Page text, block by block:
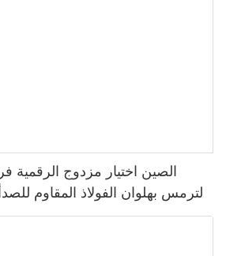
الترمس بهلوان الفولاذ المقاوم
مع شاشة عرض درجة الحرارة Led